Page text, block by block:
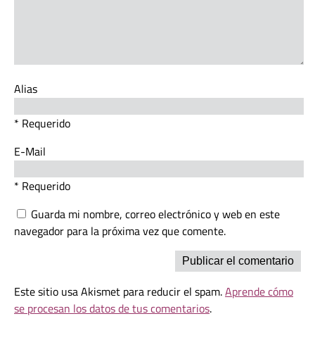
Alias
* Requerido
E-Mail
* Requerido
Guarda mi nombre, correo electrónico y web en este
navegador para la próxima vez que comente.
Este sitio usa Akismet para reducir el spam.Aprende cómo
se procesan los datos de tus comentarios.